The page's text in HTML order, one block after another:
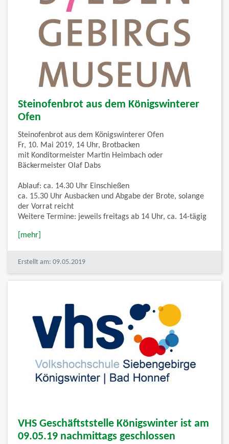
Steinofenbrot aus dem Königswinterer
Ofen
Steinofenbrot aus dem Königswinterer Ofen
Fr, 10. Mai 2019, 14 Uhr, Brotbacken
mit Konditormeister Martin Heimbach oder
Bäckermeister Olaf Dabs
Ablauf: ca. 14.30 Uhr Einschießen
ca. 15.30 Uhr Ausbacken und Abgabe der Brote, solange
der Vorrat reicht
Weitere Termine: jeweils freitags ab 14 Uhr, ca. 14-tägig
[mehr]
Erstellt am: 09.05.2019
VHS Geschäftststelle Königswinter ist am
09.05.19 nachmittags geschlossen